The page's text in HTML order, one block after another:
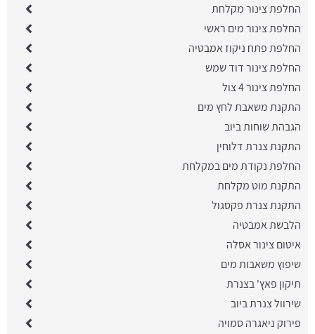
החלפת צינור מקלחת
החלפת צינור מים ראשי
החלפת פתח ניקוז אמבטיה
החלפת צינור דוד שמש
החלפת צינור 4 צול
התקנת משאבת לחץ מים
הגבהת שוחות ביוב
התקנת צנרת דלוחין
החלפת נקודת מים במקלחת
התקנת מוט מקלחת
התקנת צנרת פקסגול
הלבשת אמבטיה
איטום צינור אסלה
שיפוץ משאבות מים
תיקון פאץ' בצנרת
שירוול צנרת ביוב
פירוק ניאגרה סמויה